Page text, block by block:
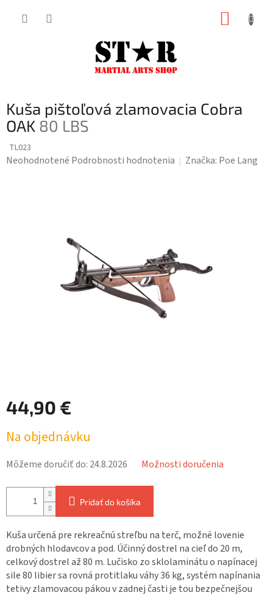
Kuša pištoľová zlamovacia Cobra
OAK 80 LBS
TL023
Priemerné
Neohodnotené Podrobnosti hodnotenia Značka: Poe Lang
44,90 €
cena:
Na objednávku
Môžeme doručiť do: 24.8.2026 Možnosti doručenia
Pridať do košíka
Kuša určená pre rekreačnú streľbu na terč, možné lovenie
drobných hlodavcov a pod. Účinný dostrel na cieľ do 20 m,
celkový dostrel až 80 m. Lučisko zo sklolaminátu o napínacej
sile 80 libier sa rovná protitlaku váhy 36 kg, systém napínania
tetivy zlamovacou pákou v zadnej časti je tou bezpečnejšou